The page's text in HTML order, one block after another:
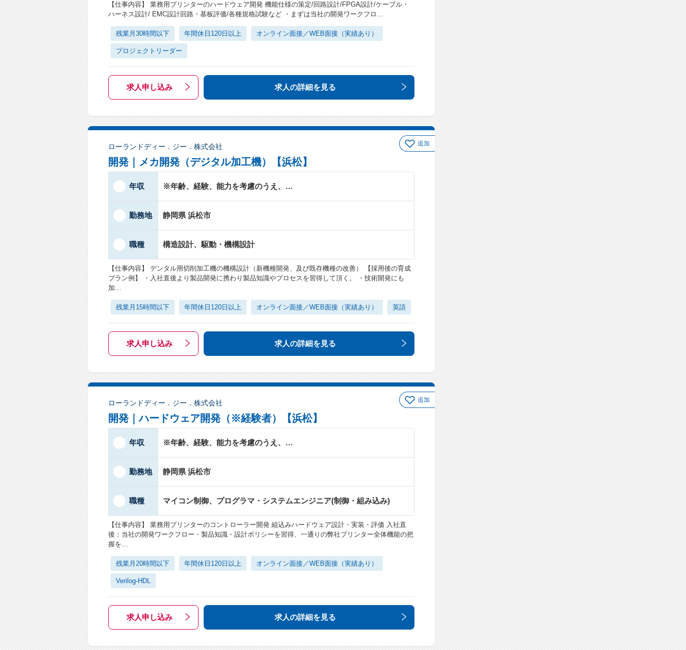
【仕事内容】 業務用プリンターのハードウェア開発 機能仕様の策定/回路設計/FPGA設計/ケーブル・
ハーネス設計/ EMC設計回路・基板評価/各種規格試験など ・まずは当社の開発ワークフロ…
残業月30時間以下 年間休日120日以上 オンライン面接／WEB面接（実績あり）
プロジェクトリーダー
求人申し込み 求人の詳細を見る
追加
ローランドディー．ジー．株式会社
開発｜メカ開発（デジタル加工機）【浜松】
年収 ※年齢、経験、能力を考慮のうえ、…
勤務地 静岡県 浜松市
職種 構造設計、駆動・機構設計
【仕事内容】 デンタル用切削加工機の機構設計（新機種開発、及び既存機種の改善） 【採用後の育成
プラン例】 ・入社直後より製品開発に携わり製品知識やプロセスを習得して頂く。 ・技術開発にも
加…
残業月15時間以下 年間休日120日以上 オンライン面接／WEB面接（実績あり） 英語
求人申し込み 求人の詳細を見る
追加
ローランドディー．ジー．株式会社
開発｜ハードウェア開発（※経験者）【浜松】
年収 ※年齢、経験、能力を考慮のうえ、…
勤務地 静岡県 浜松市
職種 マイコン制御、プログラマ・システムエンジニア(制御・組み込み)
【仕事内容】 業務用プリンターのコントローラー開発 組込みハードウェア設計・実装・評価 入社直
後：当社の開発ワークフロー・製品知識・設計ポリシーを習得、一通りの弊社プリンター全体機能の把
握を…
残業月20時間以下 年間休日120日以上 オンライン面接／WEB面接（実績あり）
Verilog-HDL
求人申し込み 求人の詳細を見る